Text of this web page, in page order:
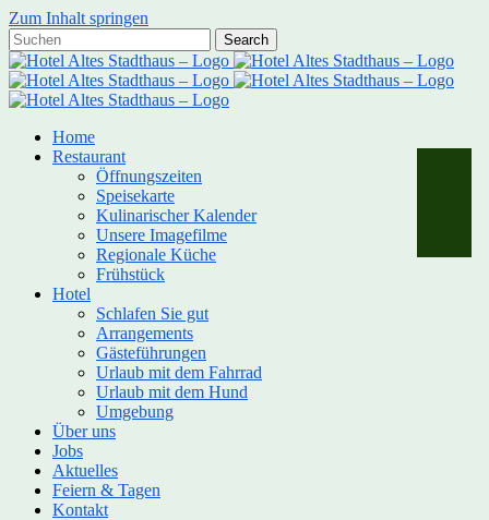
Zum Inhalt springen
Home
Restaurant
Öffnungszeiten
Speisekarte
Kulinarischer Kalender
Unsere Imagefilme
Regionale Küche
Frühstück
Hotel
Schlafen Sie gut
Arrangements
Gästeführungen
Urlaub mit dem Fahrrad
Urlaub mit dem Hund
Umgebung
Über uns
Jobs
Aktuelles
Feiern & Tagen
Kontakt